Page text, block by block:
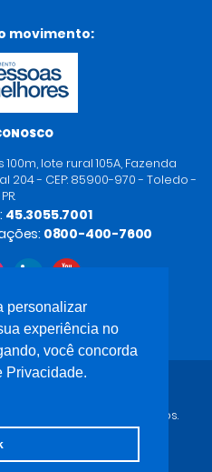
personalizar
experiência no
você concorda
Privacidade.
movimento:
100m, lote rural 105A, Fazenda
204 - CEP: 85900-970 - Toledo -
PR.
45.3055.7001
0800-400-7600
Todos os direitos reservados.
por